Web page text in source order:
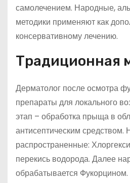
самолечением. Народные,
методики применяют как
консервативному лечению.
Традиционная
Дерматолог после осмотра
препараты для локального
этап – обработка прыща в
антисептическим средством.
распространенные:
перекись водорода. Далее
обрабатывается Фукорцином.